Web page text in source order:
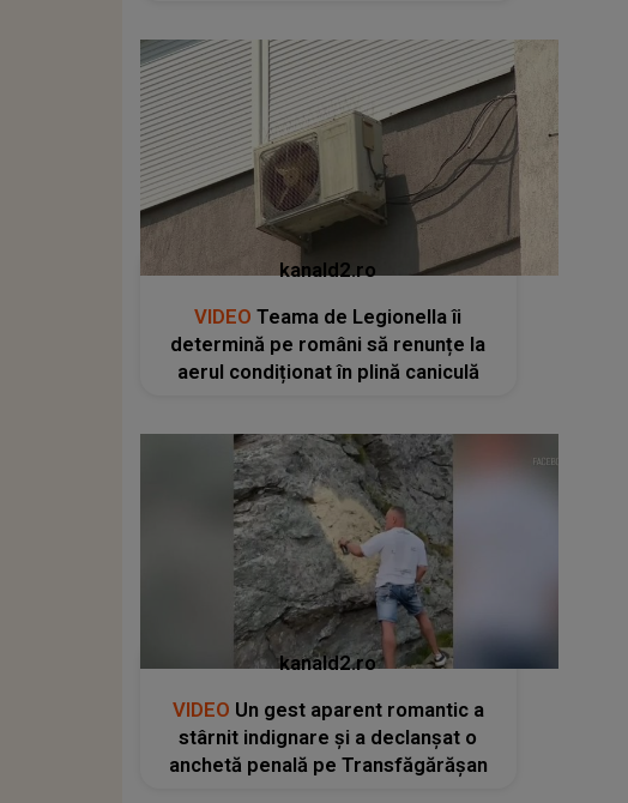
kanald2.ro
VIDEO Teama de Legionella îi
determină pe români să renunțe la
aerul condiționat în plină caniculă
kanald2.ro
VIDEO Un gest aparent romantic a
stârnit indignare și a declanșat o
anchetă penală pe Transfăgărășan